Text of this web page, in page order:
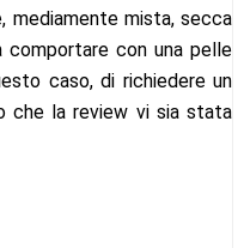
mediamente mista, secca
comportare con una pelle
caso, di richiedere un
che la review vi sia stata